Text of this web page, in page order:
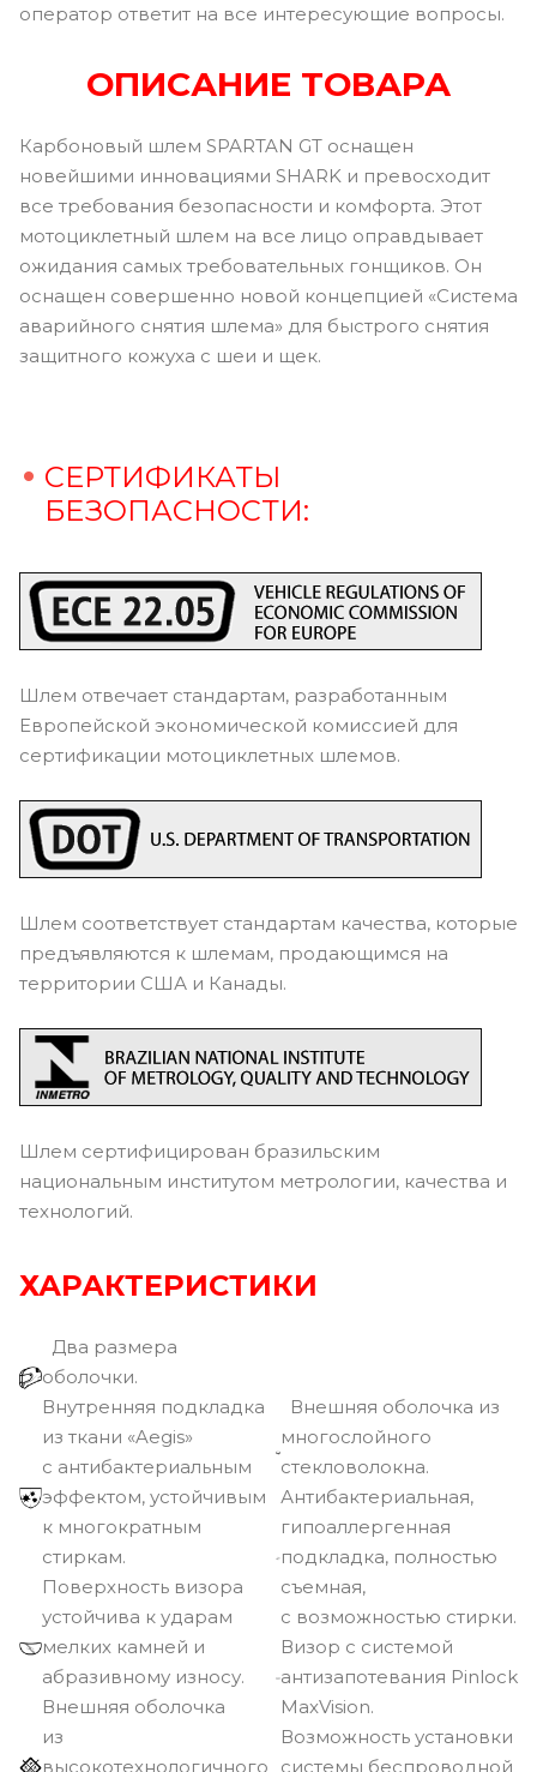
оператор ответит на все интересующие вопросы.
ОПИСАНИЕ ТОВАРА
Карбоновый шлем SPARTAN GT оснащен
новейшими инновациями SHARK и превосходит
все требования безопасности и комфорта. Этот
мотоциклетный шлем на все лицо оправдывает
ожидания самых требовательных гонщиков. Он
оснащен совершенно новой концепцией «Система
аварийного снятия шлема» для быстрого снятия
защитного кожуха с шеи и щек.
СЕРТИФИКАТЫ
БЕЗОПАСНОСТИ:
Шлем отвечает стандартам, разработанным
Европейской экономической комиссией для
сертификации мотоциклетных шлемов.
Шлем соответствует стандартам качества, которые
предъявляются к шлемам, продающимся на
территории США и Канады.
Шлем сертифицирован бразильским
национальным институтом метрологии, качества и
технологий.
ХАРАКТЕРИСТИКИ
Два размера
оболочки.
Внутренняя подкладка
из ткани «Aegis»
с антибактериальным
эффектом, устойчивым
к многократным
стиркам.
Поверхность визора
устойчива к ударам
мелких камней и
абразивному износу.
Внешняя оболочка
из
высокотехнологичного
Внешняя оболочка из
многослойного
стекловолокна.
Антибактериальная,
гипоаллергенная
подкладка, полностью
съемная,
с возможностью стирки.
Визор с системой
антизапотевания Pinlock
MaxVision.
Возможность установки
системы беспроводной